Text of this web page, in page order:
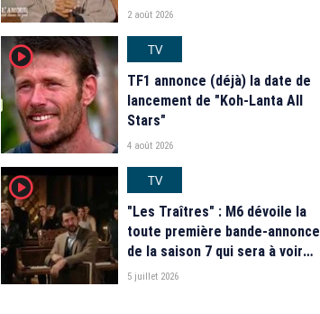
faut savoir sur la saison 21 du
2 août 2026
player2
TV
TF1 annonce (déjà) la date de
lancement de "Koh-Lanta All
Stars"
4 août 2026
player2
TV
"Les Traîtres" : M6 dévoile la
toute première bande-annonce
de la saison 7 qui sera à voir
"prochainement"
5 juillet 2026